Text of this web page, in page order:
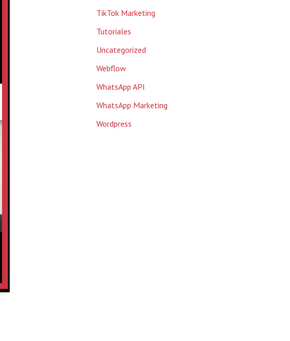
TikTok Marketing
Tutoriales
Uncategorized
Webflow
WhatsApp API
WhatsApp Marketing
Wordpress